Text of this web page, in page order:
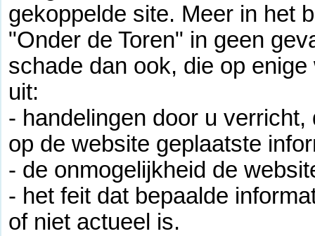
gekoppelde site. Meer in het
"Onder de Toren" in geen
schade dan ook, die op
uit:
- handelingen door u
op de website geplaatste
- de onmogelijkheid de
- het feit dat bepaalde
of niet actueel is.